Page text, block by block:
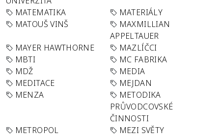
MATEMATIKA
MATERIÁLY
MATOUŠ VINŠ
MAXMILLIAN
APPELTAUER
MAYER HAWTHORNE
MAZLÍČCI
MBTI
MC FABRIKA
MDŽ
MEDIA
MEDITACE
MEJDAN
MENZA
METODIKA
PRŮVODCOVSKÉ
ČINNOSTI
METROPOL
MEZI SVĚTY